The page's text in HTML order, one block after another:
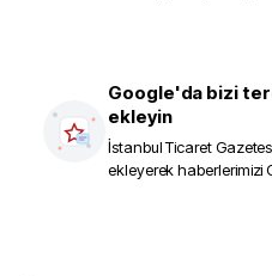
Google'da bizi
ekleyin
İstanbul Ticaret
ekleyerek haberlerimizi